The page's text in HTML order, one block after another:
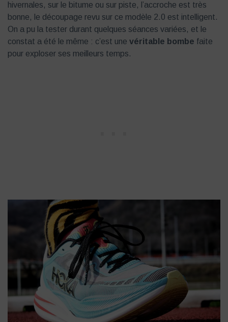
hivernales, sur le bitume ou sur piste, l’accroche est très
bonne, le découpage revu sur ce modèle 2.0 est intelligent.
On a pu la tester durant quelques séances variées, et le
constat a été le même : c’est une véritable bombe faite
pour exploser ses meilleurs temps.